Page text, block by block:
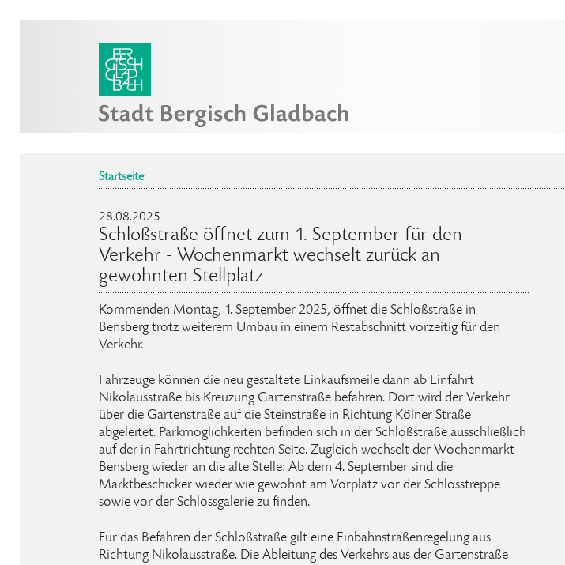
Startseite
28.08.2025
Schloßstraße öffnet zum 1. September für den
Verkehr - Wochenmarkt wechselt zurück an
gewohnten Stellplatz
Kommenden Montag, 1. September 2025, öffnet die Schloßstraße in
Bensberg trotz weiterem Umbau in einem Restabschnitt vorzeitig für den
Verkehr.
Fahrzeuge können die neu gestaltete Einkaufsmeile dann ab Einfahrt
Nikolausstraße bis Kreuzung Gartenstraße befahren. Dort wird der Verkehr
über die Gartenstraße auf die Steinstraße in Richtung Kölner Straße
abgeleitet. Parkmöglichkeiten befinden sich in der Schloßstraße ausschließlich
auf der in Fahrtrichtung rechten Seite. Zugleich wechselt der Wochenmarkt
Bensberg wieder an die alte Stelle: Ab dem 4. September sind die
Marktbeschicker wieder wie gewohnt am Vorplatz vor der Schlosstreppe
sowie vor der Schlossgalerie zu finden.
Für das Befahren der Schloßstraße gilt eine Einbahnstraßenregelung aus
Richtung Nikolausstraße. Die Ableitung des Verkehrs aus der Gartenstraße